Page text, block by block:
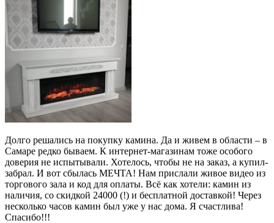
Долго решались на покупку камина. Да и живем в области – в
Самаре редко бываем. К интернет-магазинам тоже особого
доверия не испытывали. Хотелось, чтобы не на заказ, а купил-
забрал. И вот сбылась МЕЧТА! Нам прислали живое видео из
торгового зала и код для оплаты. Всё как хотели: камин из
наличия, со скидкой 24000 (!) и бесплатной доставкой! Через
несколько часов камин был уже у нас дома. Я счастлива!
Спасибо!!!